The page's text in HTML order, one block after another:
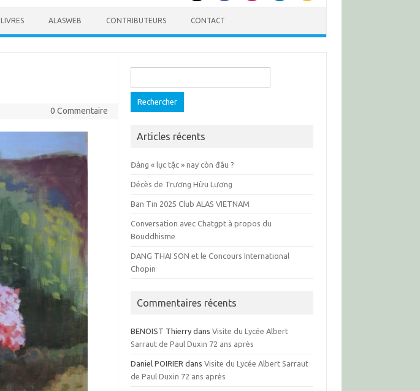
LIVRES ALASWEB CONTRIBUTEURS CONTACT
0 Commentaire
Articles récents
Đảng « lục tặc » nay còn đâu ?
Décès de Trương Hữu Lương
Ban Tin 2025 Club ALAS VIETNAM
Conversation avec Chatgpt à propos du
Bouddhisme
DANG THAI SON et le Concours International
Chopin
Commentaires récents
BENOIST Thierry dansVisite du Lycée Albert
Sarraut de Paul Duxin 72 ans après
Daniel POIRIER dansVisite du Lycée Albert Sarraut
de Paul Duxin 72 ans après